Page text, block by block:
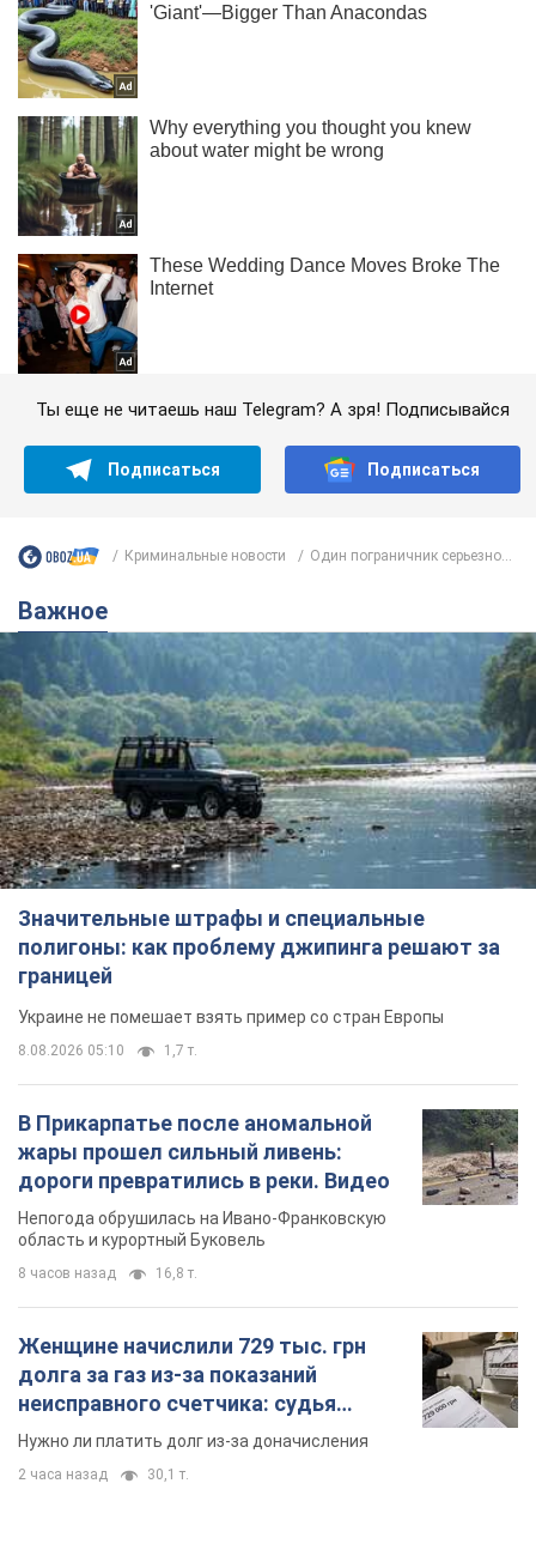
Ты еще не читаешь наш Telegram? А зря! Подписывайся
Подписаться Подписаться
Криминальные новости Один пограничник серьезно...
Важное
Значительные штрафы и специальные
полигоны: как проблему джипинга решают за
границей
Украине не помешает взять пример со стран Европы
8.08.2026 05:10 1,7 т.
В Прикарпатье после аномальной
жары прошел сильный ливень:
дороги превратились в реки. Видео
Непогода обрушилась на Ивано-Франковскую
область и курортный Буковель
8 часов назад 16,8 т.
Женщине начислили 729 тыс. грн
долга за газ из-за показаний
неисправного счетчика: судья
вынес неожиданное решение
Нужно ли платить долг из-за доначисления
2 часа назад 30,1 т.